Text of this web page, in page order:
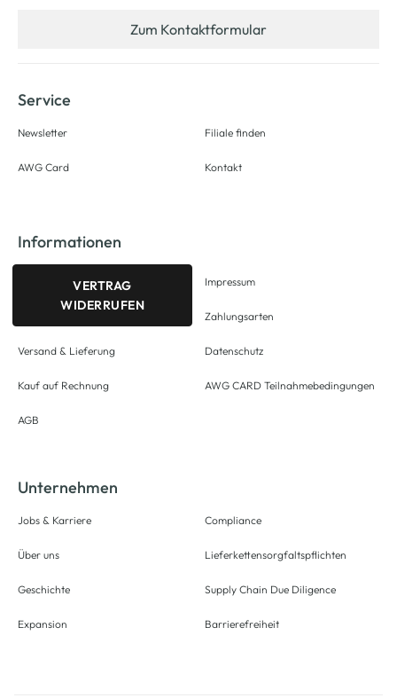
Zum Kontaktformular
Service
Newsletter
AWG Card
Filiale finden
Kontakt
Informationen
VERTRAG
WIDERRUFEN
Versand & Lieferung
Kauf auf Rechnung
AGB
Impressum
Zahlungsarten
Datenschutz
AWG CARD Teilnahmebedingungen
Unternehmen
Jobs & Karriere
Über uns
Geschichte
Expansion
Compliance
Lieferkettensorgfaltspflichten
Supply Chain Due Diligence
Barrierefreiheit